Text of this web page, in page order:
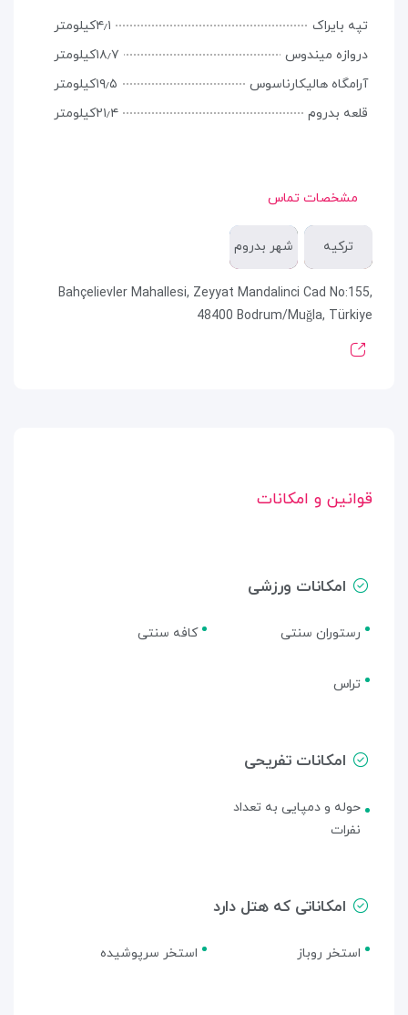
تپه بایراک
۴٫۱کیلومتر
دروازه میندوس
۱۸٫۷کیلومتر
آرامگاه هالیکارناسوس
۱۹٫۵کیلومتر
قلعه بدروم
۲۱٫۴کیلومتر
مشخصات تماس
ترکیه شهر بدروم
Bahçelievler Mahallesi, Zeyyat Mandalinci Cad No:155,
48400 Bodrum/Muğla, Türkiye
قوانین و امکانات
امکانات ورزشی
رستوران سنتی کافه سنتی
تراس
امکانات تفریحی
حوله و دمپایی به تعداد
نفرات
امکاناتی که هتل دارد
استخر روباز استخر سرپوشیده